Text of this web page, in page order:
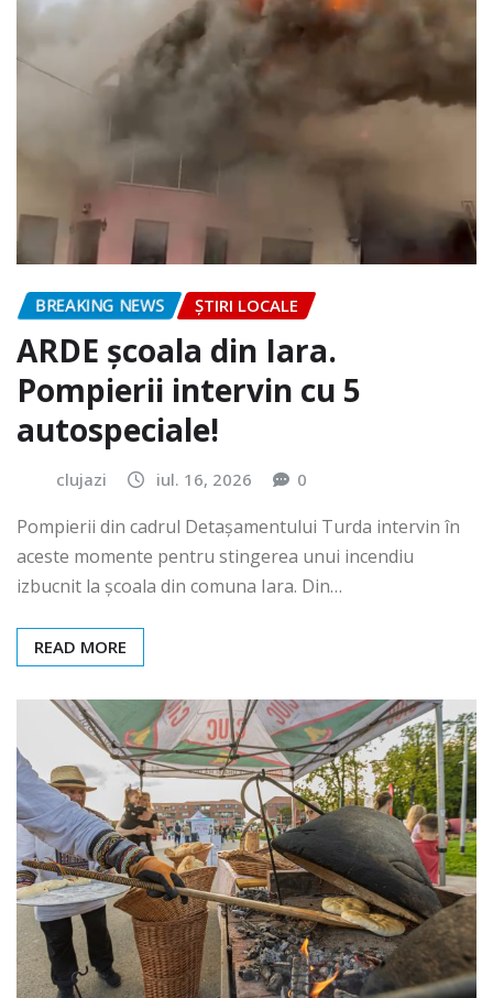
BREAKING NEWS ȘTIRI LOCALE
ARDE școala din Iara.
Pompierii intervin cu 5
autospeciale!
clujazi iul. 16, 2026 0
Pompierii din cadrul Detașamentului Turda intervin în
aceste momente pentru stingerea unui incendiu
izbucnit la școala din comuna Iara. Din…
READ MORE